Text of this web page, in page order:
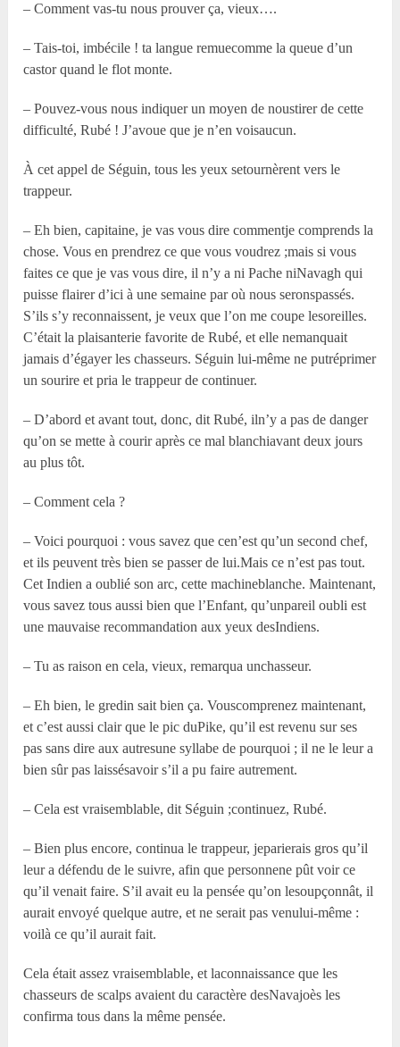
– Comment vas-tu nous prouver ça, vieux….
– Tais-toi, imbécile ! ta langue remuecomme la queue d’un
castor quand le flot monte.
– Pouvez-vous nous indiquer un moyen de noustirer de cette
difficulté, Rubé ! J’avoue que je n’en voisaucun.
À cet appel de Séguin, tous les yeux setournèrent vers le
trappeur.
– Eh bien, capitaine, je vas vous dire commentje comprends la
chose. Vous en prendrez ce que vous voudrez ;mais si vous
faites ce que je vas vous dire, il n’y a ni Pache niNavagh qui
puisse flairer d’ici à une semaine par où nous seronspassés.
S’ils s’y reconnaissent, je veux que l’on me coupe lesoreilles.
C’était la plaisanterie favorite de Rubé, et elle nemanquait
jamais d’égayer les chasseurs. Séguin lui-même ne putréprimer
un sourire et pria le trappeur de continuer.
– D’abord et avant tout, donc, dit Rubé, iln’y a pas de danger
qu’on se mette à courir après ce mal blanchiavant deux jours
au plus tôt.
– Comment cela ?
– Voici pourquoi : vous savez que cen’est qu’un second chef,
et ils peuvent très bien se passer de lui.Mais ce n’est pas tout.
Cet Indien a oublié son arc, cette machineblanche. Maintenant,
vous savez tous aussi bien que l’Enfant, qu’unpareil oubli est
une mauvaise recommandation aux yeux desIndiens.
– Tu as raison en cela, vieux, remarqua unchasseur.
– Eh bien, le gredin sait bien ça. Vouscomprenez maintenant,
et c’est aussi clair que le pic duPike, qu’il est revenu sur ses
pas sans dire aux autresune syllabe de pourquoi ; il ne le leur a
bien sûr pas laissésavoir s’il a pu faire autrement.
– Cela est vraisemblable, dit Séguin ;continuez, Rubé.
– Bien plus encore, continua le trappeur, jeparierais gros qu’il
leur a défendu de le suivre, afin que personnene pût voir ce
qu’il venait faire. S’il avait eu la pensée qu’on lesoupçonnât, il
aurait envoyé quelque autre, et ne serait pas venului-même :
voilà ce qu’il aurait fait.
Cela était assez vraisemblable, et laconnaissance que les
chasseurs de scalps avaient du caractère desNavajoès les
confirma tous dans la même pensée.